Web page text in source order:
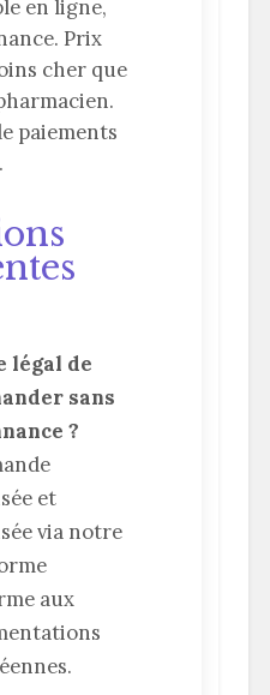
en ligne,
Prix
cher que
paiements
légal de
sans
?
et
via notre
aux